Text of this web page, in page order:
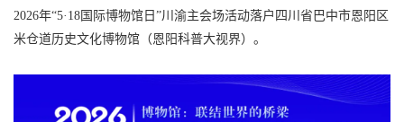
2026年“5·18国际博物馆日”川渝主会场活动落户四川省巴中市恩阳区
米仓道历史文化博物馆（恩阳科普大视界）。